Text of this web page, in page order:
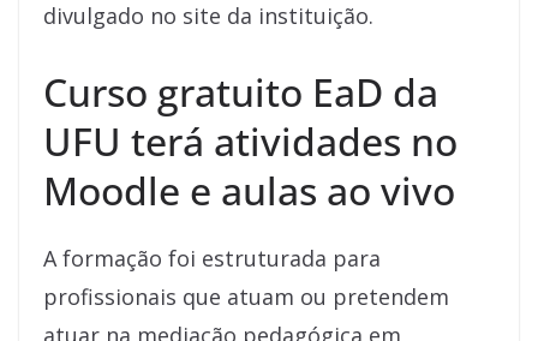
divulgado no site da instituição.
Curso gratuito EaD da
UFU terá atividades no
Moodle e aulas ao vivo
A formação foi estruturada para
profissionais que atuam ou pretendem
atuar na mediação pedagógica em